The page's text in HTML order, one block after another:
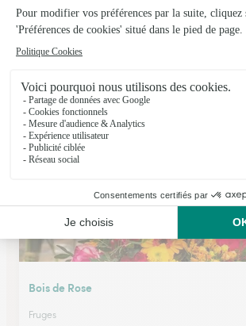
Au Coin Fleuri
Lievin
38, rue Michelet
Voir la boutique
Bois de Rose
Fruges